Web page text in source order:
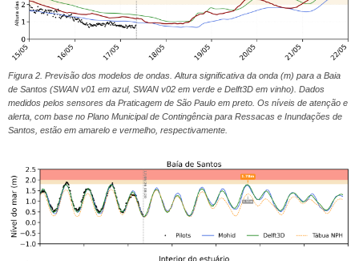
Figura 2. Previsão dos modelos de ondas. Altura significativa da onda (m) para a Baia
de Santos (SWAN v01 em azul, SWAN v02 em verde e Delft3D em vinho). Dados
medidos pelos sensores da Praticagem de São Paulo em preto. Os níveis de atenção e
alerta, com base no Plano Municipal de Contingência para Ressacas e Inundações de
Santos, estão em amarelo e vermelho, respectivamente.